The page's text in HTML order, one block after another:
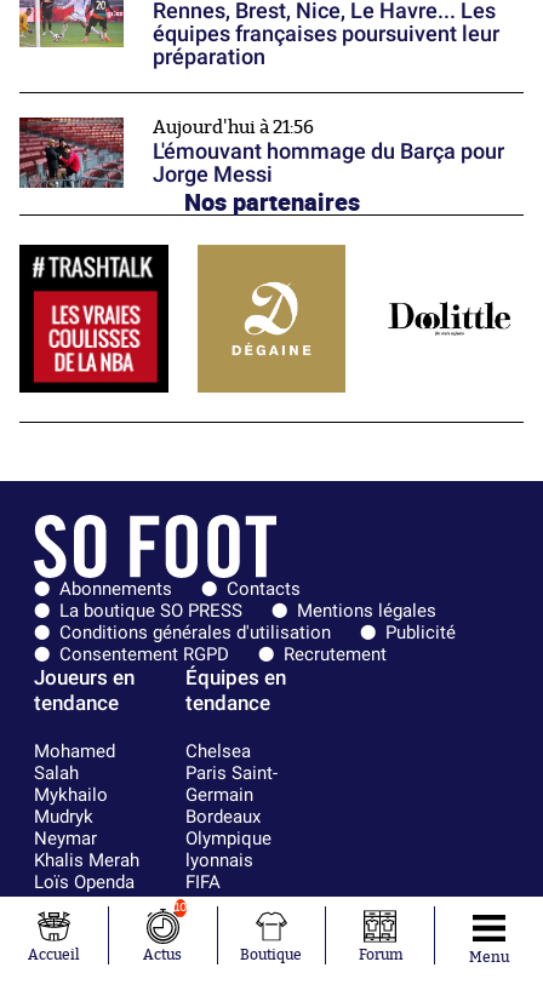
Rennes, Brest, Nice, Le Havre... Les
équipes françaises poursuivent leur
préparation
Aujourd'hui à 21:56
L'émouvant hommage du Barça pour
Jorge Messi
Nos partenaires
Abonnements
Contacts
La boutique SO PRESS
Mentions légales
Conditions générales d'utilisation
Publicité
Consentement RGPD
Recrutement
Joueurs en
tendance
Mohamed
Salah
Mykhailo
Mudryk
Neymar
Khalis Merah
Loïs Openda
Moussa
Niakhaté
Nicolás
Tagliafico
Équipes en
tendance
Chelsea
Paris Saint-
Germain
Bordeaux
Olympique
lyonnais
FIFA
Real Madrid
RC Strasbourg
AC Milan
France
Accueil
10
Actus Boutique Forum Menu